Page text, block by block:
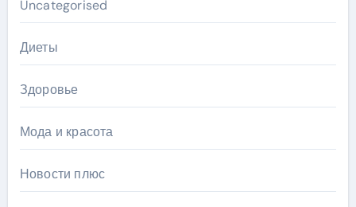
Uncategorised
Диеты
Здоровье
Мода и красота
Новости плюс